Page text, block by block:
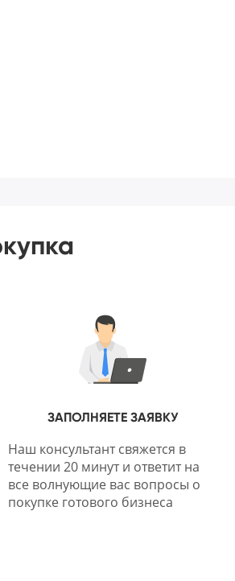
ЗАПОЛНЯЕТЕ ЗАЯВКУ
Наш консультант свяжется в
течении 20 минут и ответит на
все волнующие вас вопросы о
покупке готового бизнеса